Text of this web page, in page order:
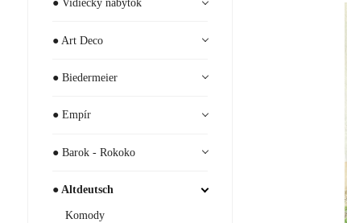
● Vidiecky nábytok
● Art Deco
● Biedermeier
● Empír
● Barok - Rokoko
● Altdeutsch
Komody